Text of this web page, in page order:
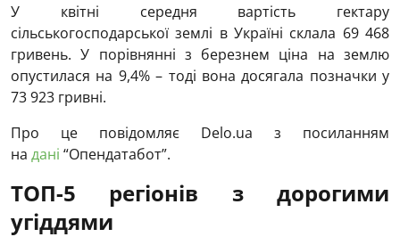
У квітні середня вартість гектару
сільськогосподарської землі в Україні склала 69 468
гривень. У порівнянні з березнем ціна на землю
опустилася на 9,4% – тоді вона досягала позначки у
73 923 гривні.
Про це повідомляє Delo.ua з посиланням
на дані “Опендатабот”.
ТОП-5 регіонів з дорогими
угіддями